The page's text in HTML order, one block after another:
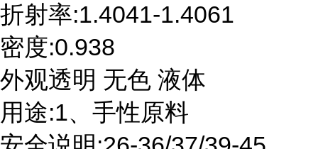
折射率:1.4041-1.4061
密度:0.938
外观透明 无色 液体
用途:1、手性原料